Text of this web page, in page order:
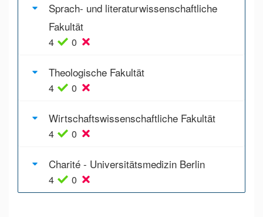
Sprach- und literaturwissenschaftliche
Fakultät
4 0
Theologische Fakultät
4 0
Wirtschafts­wissenschaftliche Fakultät
4 0
Charité - Universitätsmedizin Berlin
4 0